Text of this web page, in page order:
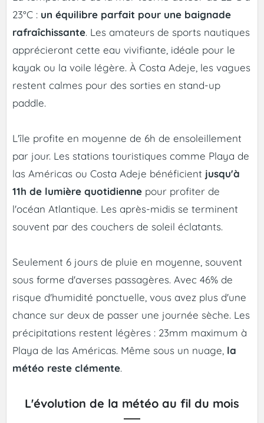
23°C : un équilibre parfait pour une baignade
rafraîchissante. Les amateurs de sports nautiques
apprécieront cette eau vivifiante, idéale pour le
kayak ou la voile légère. À Costa Adeje, les vagues
restent calmes pour des sorties en stand-up
paddle.
L'île profite en moyenne de 6h de ensoleillement
par jour. Les stations touristiques comme Playa de
las Américas ou Costa Adeje bénéficient jusqu'à
11h de lumière quotidienne pour profiter de
l'océan Atlantique. Les après-midis se terminent
souvent par des couchers de soleil éclatants.
Seulement 6 jours de pluie en moyenne, souvent
sous forme d'averses passagères. Avec 46% de
risque d'humidité ponctuelle, vous avez plus d'une
chance sur deux de passer une journée sèche. Les
précipitations restent légères : 23mm maximum à
Playa de las Américas. Même sous un nuage, la
météo reste clémente.
L'évolution de la météo au fil du mois